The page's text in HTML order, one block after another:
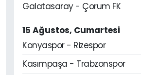
Galatasaray - Çorum FK
15 Ağustos, Cumartesi
Konyaspor - Rizespor
Kasımpaşa - Trabzonspor